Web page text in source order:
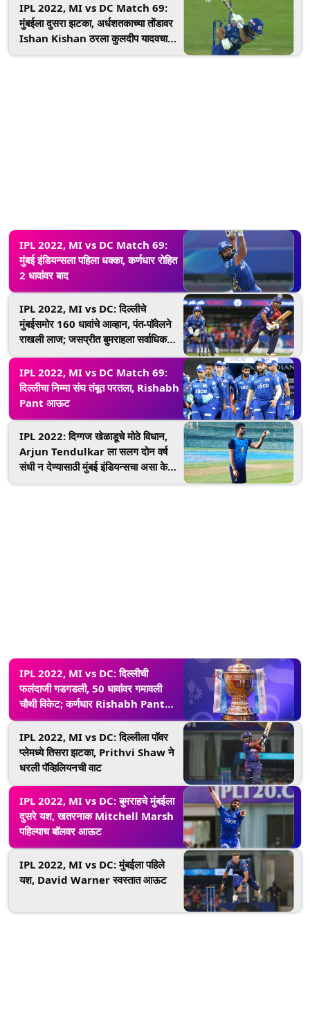
IPL 2022, MI vs DC Match 69:
मुंबईला दुसरा झटका, अर्धशतकाच्या तोंडावर
Ishan Kishan ठरला कुलदीप यादवचा
IPL 2022, MI vs DC Match 69:
मुंबई इंडियन्सला पहिला धक्का, कर्णधार रोहित
2 धावांवर बाद
IPL 2022, MI vs DC: दिल्लीचे
मुंबईसमोर 160 धावांचे आव्हान, पंत-पॉवेलने
राखली लाज; जसप्रीत बुमराहला सर्वाधिक
विकेट्स
IPL 2022, MI vs DC Match 69:
दिल्लीचा निम्मा संघ तंबूत परतला, Rishabh
Pant आऊट
IPL 2022: दिग्गज खेळाडूचे मोठे विधान,
Arjun Tendulkar ला सलग दोन वर्ष
संधी न देण्यासाठी मुंबई इंडियन्सचा असा केला
IPL 2022, MI vs DC: दिल्लीची
फलंदाजी गडगडली, 50 धावांवर गमावली
चौथी विकेट; कर्णधार Rishabh Pant
क्रीजवर
IPL 2022, MI vs DC: दिल्लीला पॉवर
प्लेमध्ये तिसरा झटका, Prithvi Shaw ने
धरली पॅव्हिलियनची वाट
IPL 2022, MI vs DC: बुमराहचे मुंबईला
दुसरे यश, खतरनाक Mitchell Marsh
पहिल्याच बॉलवर आऊट
IPL 2022, MI vs DC: मुंबईला पहिले
यश, David Warner स्वस्तात आऊट